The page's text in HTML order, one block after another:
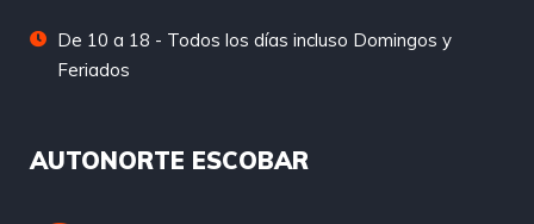
De 10 a 18 - Todos los días incluso Domingos y
Feriados
AUTONORTE ESCOBAR